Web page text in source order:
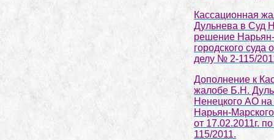
Кассационная
Дульнева в Суд
решение
городского суда
делу № 2-115/
Дополнение к
жалобе Б.Н.
Ненецкого АО
Нарьян-
от 17.02.2011г.
115/2011.